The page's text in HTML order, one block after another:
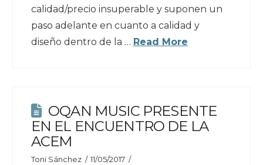
calidad/precio insuperable y suponen un
paso adelante en cuanto a calidad y
diseño dentro de la … Read More
OQAN MUSIC PRESENTE
EN EL ENCUENTRO DE LA
ACEM
Toni Sánchez
11/05/2017